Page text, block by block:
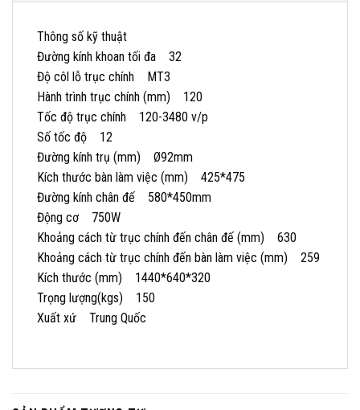
Thông số kỹ thuật
Đường kính khoan tối đa 32
Độ côl lỗ trục chính MT3
Hành trình trục chính (mm) 120
Tốc độ trục chính 120-3480 v/p
Số tốc độ 12
Đường kính trụ (mm) Ø92mm
Kích thước bàn làm việc (mm) 425*475
Đường kính chân đế 580*450mm
Động cơ 750W
Khoảng cách từ trục chính đến chân đế (mm) 630
Khoảng cách từ trục chính đến bàn làm việc (mm) 259
Kích thước (mm) 1440*640*320
Trọng lượng(kgs) 150
Xuất xứ Trung Quốc